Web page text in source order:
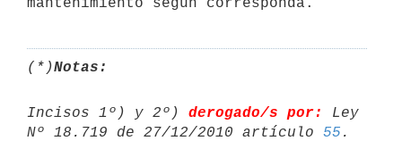
(*)Notas:
Incisos 1º) y 2º) derogado/s por:
Ley
Nº 18.719 de 27/12/2010 artículo 55